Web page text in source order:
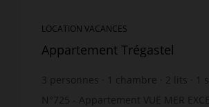
LOCATION VACANCES
Appartement Trégastel
3 personnes chambre 2 lits
N°725 - Appartement VUE MER